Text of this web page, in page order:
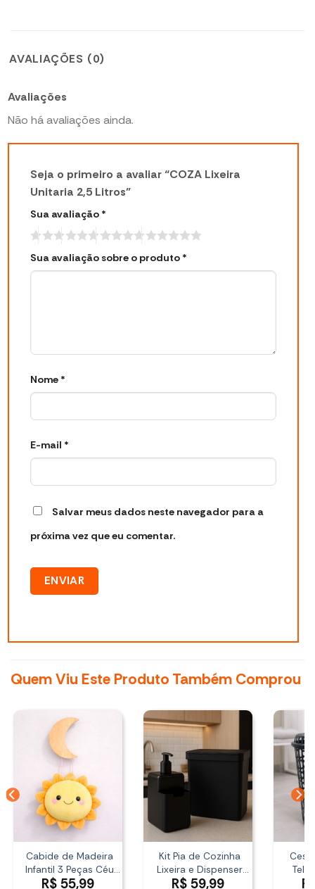
AVALIAÇÕES (0)
Avaliações
Não há avaliações ainda.
Seja o primeiro a avaliar “COZA Lixeira
Unitaria 2,5 Litros”
Sua avaliação *
Sua avaliação sobre o produto *
Nome *
E-mail *
Salvar meus dados neste navegador para a
próxima vez que eu comentar.
Quem Viu Este Produto Também Comprou
Cabide de Madeira
Infantil 3 Peças Céu
Noturno Mai Home
R$55,99
Kit Pia de Cozinha
Lixeira e Dispenser
Single Coza
R$59,99